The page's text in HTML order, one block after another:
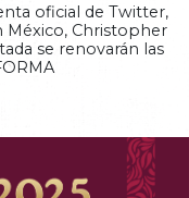
oficial de Twitter,
México, Christopher
se renovarán las